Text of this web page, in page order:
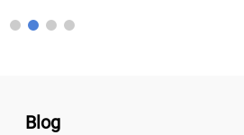
Blog